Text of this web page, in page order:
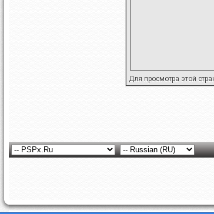
Для просмотра этой